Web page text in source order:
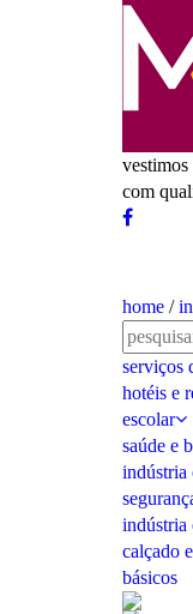
vestimos
com
home /
serviços
hotéis e
escolar
saúde e
indústria
indústria
calçado
básicos